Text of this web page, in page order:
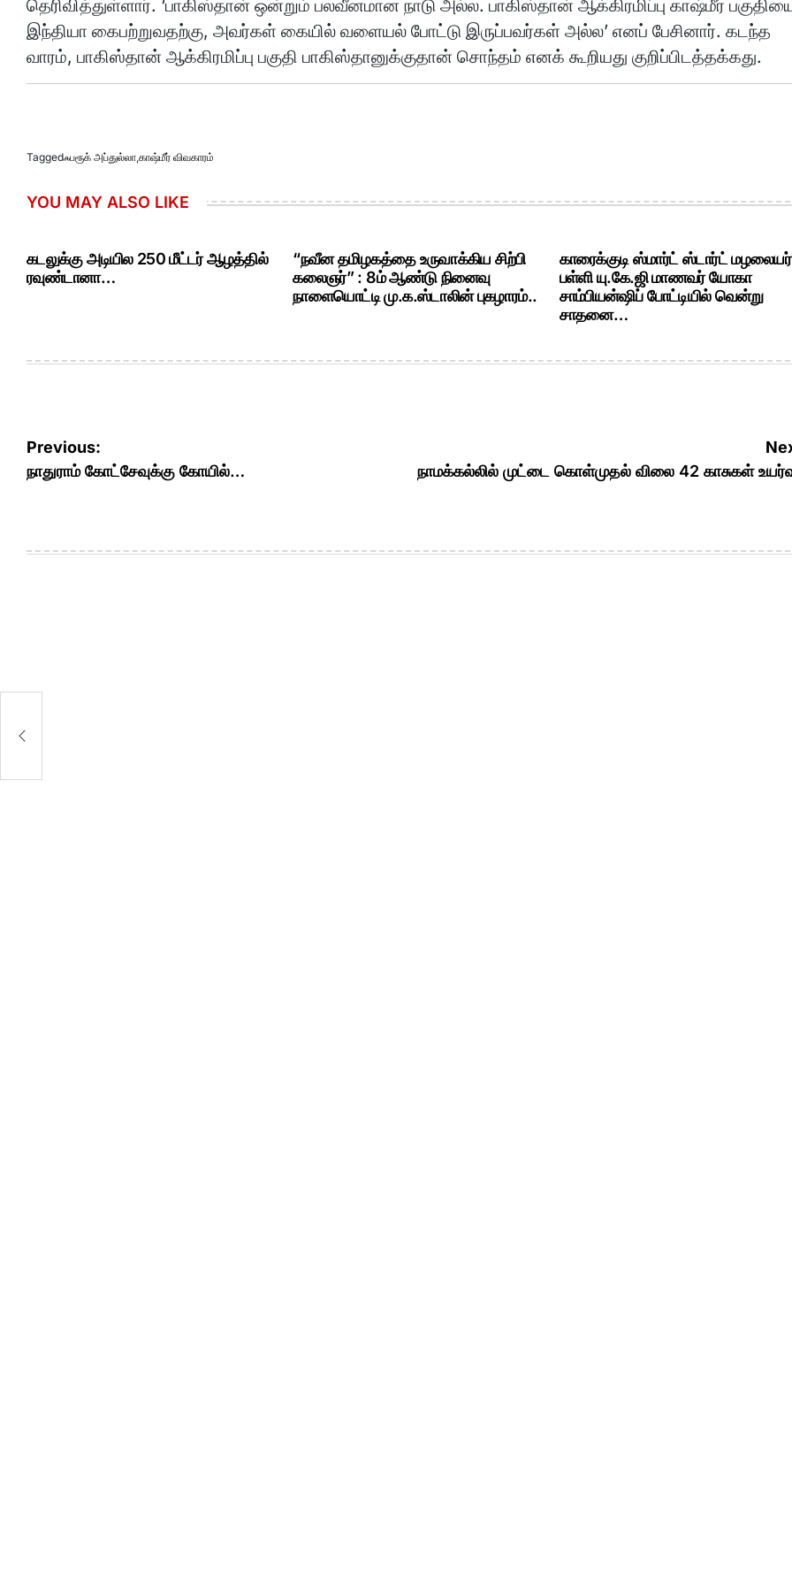
தெரிவித்துள்ளார். ‘பாகிஸ்தான் ஒன்றும் பலவீனமான நாடு அல்ல. பாகிஸ்தான் ஆக்கிரமிப்பு காஷ்மீர்
இந்தியா கைபற்றுவதற்கு, அவர்கள் கையில் வளையல் போட்டு இருப்பவர்கள் அல்ல’ எனப் பேசினார். கடந்த
வாரம், பாகிஸ்தான் ஆக்கிரமிப்பு பகுதி பாகிஸ்தானுக்குதான் சொந்தம் எனக் கூறியது குறிப்பிடத்தக்கது.
Taggedஃபரூக் அப்துல்லா காஷ்மீர் விவகாரம்
YOU MAY ALSO LIKE
கடலுக்கு அடியில 250 மீட்டர் ஆழத்தில்
ரவுண்டானா…
“நவீன தமிழகத்தை உருவாக்கிய சிற்பி
கலைஞர்” : 8ம் ஆண்டு நினைவு
நாளையொட்டி மு.க.ஸ்டாலின் புகழாரம்..
காரைக்குடி ஸ்மார்ட் ஸ்டார்ட் மழலையர்
பள்ளி யு.கே.ஜி மாணவர் யோகா
சாம்பியன்ஷிப் போட்டியில் வென்று
சாதனை…
Post
navigation
Previous:
நாதுராம் கோட்சேவுக்கு கோயில்…
நாமக்கல்லில் முட்டை கொள்முதல் விலை 42 காசுகள்